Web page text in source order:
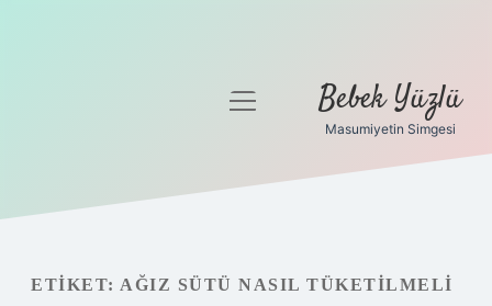
Gizlilik Politikası
menüyü
Bebek Yüzlü
Masumiyetin Simgesi
ETIKET: AĞIZ SÜTÜ NASIL TÜKETILMELI